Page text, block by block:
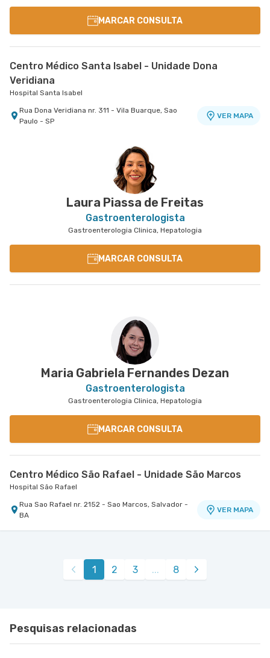
MARCAR CONSULTA
Centro Médico Santa Isabel - Unidade Dona
Veridiana
Hospital Santa Isabel
Rua Dona Veridiana nr. 311 - Vila Buarque, Sao
Paulo - SP
VER MAPA
Laura Piassa de Freitas
Gastroenterologista
Gastroenterologia Clinica, Hepatologia
MARCAR CONSULTA
Maria Gabriela Fernandes Dezan
Gastroenterologista
Gastroenterologia Clinica, Hepatologia
MARCAR CONSULTA
Centro Médico São Rafael - Unidade São Marcos
Hospital São Rafael
Rua Sao Rafael nr. 2152 - Sao Marcos, Salvador -
BA
VER MAPA
1 2 3 ... 8
Pesquisas relacionadas